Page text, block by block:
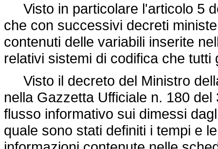
Visto in particolare l'articolo 5
che con successivi decreti
contenuti delle variabili inserite
relativi sistemi di codifica che
Visto il decreto del Ministro
nella Gazzetta Ufficiale n. 180
flusso informativo sui dimessi
quale sono stati definiti i tempi e